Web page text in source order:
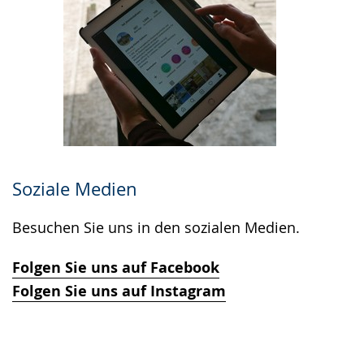
Soziale Medien
Besuchen Sie uns in den sozialen Medien.
Folgen Sie uns auf Facebook
Folgen Sie uns auf Instagram